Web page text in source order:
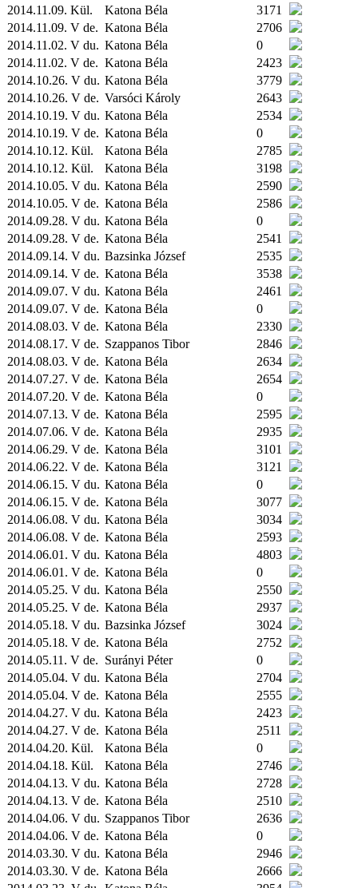
2014.11.09. Kül. Katona Béla
3171
2014.11.09. V de. Katona Béla
2706
2014.11.02. V du. Katona Béla
0
2014.11.02. V de. Katona Béla
2423
2014.10.26. V du. Katona Béla
3779
2014.10.26. V de. Varsóci Károly
2643
2014.10.19. V du. Katona Béla
2534
2014.10.19. V de. Katona Béla
0
2014.10.12. Kül. Katona Béla
2785
2014.10.12. Kül. Katona Béla
3198
2014.10.05. V du. Katona Béla
2590
2014.10.05. V de. Katona Béla
2586
2014.09.28. V du. Katona Béla
0
2014.09.28. V de. Katona Béla
2541
2014.09.14. V du. Bazsinka József
2535
2014.09.14. V de. Katona Béla
3538
2014.09.07. V du. Katona Béla
2461
2014.09.07. V de. Katona Béla
0
2014.08.03. V de. Katona Béla
2330
2014.08.17. V de. Szappanos Tibor
2846
2014.08.03. V de. Katona Béla
2634
2014.07.27. V de. Katona Béla
2654
2014.07.20. V de. Katona Béla
0
2014.07.13. V de. Katona Béla
2595
2014.07.06. V de. Katona Béla
2935
2014.06.29. V de. Katona Béla
3101
2014.06.22. V de. Katona Béla
3121
2014.06.15. V du. Katona Béla
0
2014.06.15. V de. Katona Béla
3077
2014.06.08. V du. Katona Béla
3034
2014.06.08. V de. Katona Béla
2593
2014.06.01. V du. Katona Béla
4803
2014.06.01. V de. Katona Béla
0
2014.05.25. V du. Katona Béla
2550
2014.05.25. V de. Katona Béla
2937
2014.05.18. V du. Bazsinka József
3024
2014.05.18. V de. Katona Béla
2752
2014.05.11. V de. Surányi Péter
0
2014.05.04. V du. Katona Béla
2704
2014.05.04. V de. Katona Béla
2555
2014.04.27. V du. Katona Béla
2423
2014.04.27. V de. Katona Béla
2511
2014.04.20. Kül. Katona Béla
0
2014.04.18. Kül. Katona Béla
2746
2014.04.13. V du. Katona Béla
2728
2014.04.13. V de. Katona Béla
2510
2014.04.06. V du. Szappanos Tibor
2636
2014.04.06. V de. Katona Béla
0
2014.03.30. V du. Katona Béla
2946
2014.03.30. V de. Katona Béla
2666